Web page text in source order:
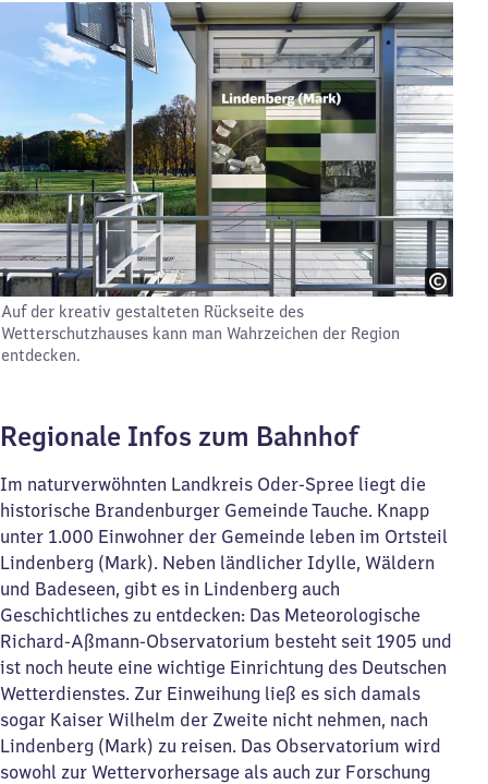
Auf der kreativ gestalteten Rückseite des
Wetterschutzhauses kann man Wahrzeichen der Region
entdecken.
Regionale Infos zum Bahnhof
Im naturverwöhnten Landkreis Oder-Spree liegt die
historische Brandenburger Gemeinde Tauche. Knapp
unter 1.000 Einwohner der Gemeinde leben im Ortsteil
Lindenberg (Mark). Neben ländlicher Idylle, Wäldern
und Badeseen, gibt es in Lindenberg auch
Geschichtliches zu entdecken: Das Meteorologische
Richard-Aßmann-Observatorium besteht seit 1905 und
ist noch heute eine wichtige Einrichtung des Deutschen
Wetterdienstes. Zur Einweihung ließ es sich damals
sogar Kaiser Wilhelm der Zweite nicht nehmen, nach
Lindenberg (Mark) zu reisen. Das Observatorium wird
sowohl zur Wettervorhersage als auch zur Forschung